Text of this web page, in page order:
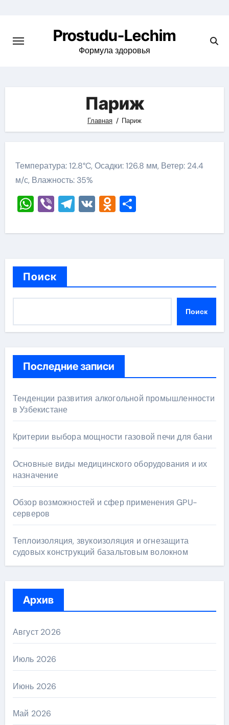
содержимому
Prostudu-Lechim
Формула здоровья
Париж
Главная Париж
Температура: 12.8°C, Осадки: 126.8 мм, Ветер: 24.4
м/с, Влажность: 35%
WhatsApp
ViberTelegram
VKOdnoklassniki
Отправить
Поиск
Поиск
Последние записи
Тенденции развития алкогольной промышленности
в Узбекистане
Критерии выбора мощности газовой печи для бани
Основные виды медицинского оборудования и их
назначение
Обзор возможностей и сфер применения GPU-
серверов
Теплоизоляция, звукоизоляция и огнезащита
судовых конструкций базальтовым волокном
Архив
Август 2026
Июль 2026
Июнь 2026
Май 2026